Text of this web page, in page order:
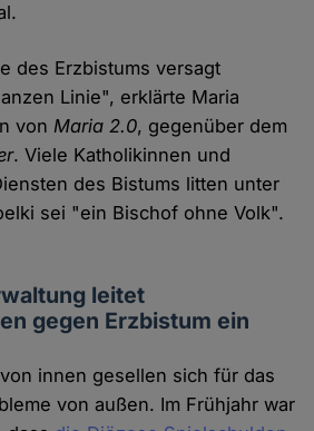
des Erzbistums versagt
Linie", erklärte Maria
vonMaria 2.0, gegenüber dem
. Viele Katholikinnen und
des Bistums litten unter
sei "ein Bischof ohne Volk".
leitet
gegen Erzbistum ein
innen gesellen sich für das
von außen. Im Frühjahr war